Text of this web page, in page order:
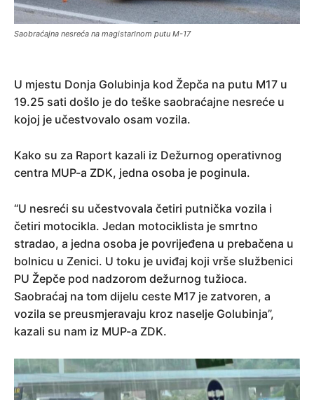
Saobraćajna nesreća na magistarlnom putu M-17
U mjestu Donja Golubinja kod Žepča na putu M17 u
19.25 sati došlo je do teške saobraćajne nesreće u
kojoj je učestvovalo osam vozila.
Kako su za Raport kazali iz Dežurnog operativnog
centra MUP-a ZDK, jedna osoba je poginula.
“U nesreći su učestvovala četiri putnička vozila i
četiri motocikla. Jedan motociklista je smrtno
stradao, a jedna osoba je povrijeđena u prebačena u
bolnicu u Zenici. U toku je uviđaj koji vrše službenici
PU Žepče pod nadzorom dežurnog tužioca.
Saobraćaj na tom dijelu ceste M17 je zatvoren, a
vozila se preusmjeravaju kroz naselje Golubinja”,
kazali su nam iz MUP-a ZDK.